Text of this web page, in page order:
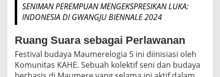
SENIMAN PEREMPUAN MENGEKSPRESIKAN LUKA:
INDONESIA DI GWANGJU BIENNALE 2024
Ruang Suara sebagai Perlawanan
Festival budaya Maumerelogia 5 ini diinisiasi oleh
Komunitas KAHE. Sebuah kolektif seni dan budaya